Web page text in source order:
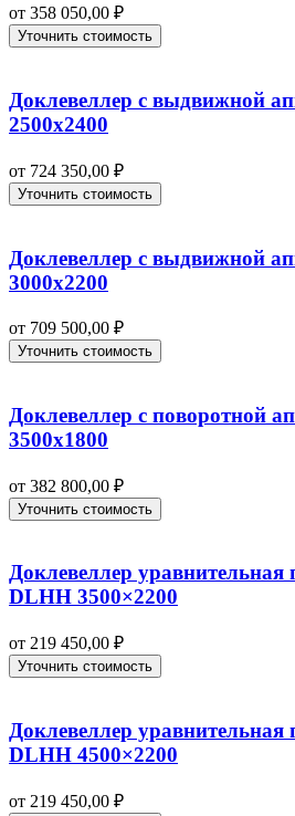
от 358 050,00 ₽
Уточнить стоимость
Доклевеллер с выдвижной
2500х2400
от 724 350,00 ₽
Уточнить стоимость
Доклевеллер с выдвижной
3000х2200
от 709 500,00 ₽
Уточнить стоимость
Доклевеллер с поворотной
3500х1800
от 382 800,00 ₽
Уточнить стоимость
Доклевеллер
DLHH 3500×2200
от 219 450,00 ₽
Уточнить стоимость
Доклевеллер
DLHH 4500×2200
от 219 450,00 ₽